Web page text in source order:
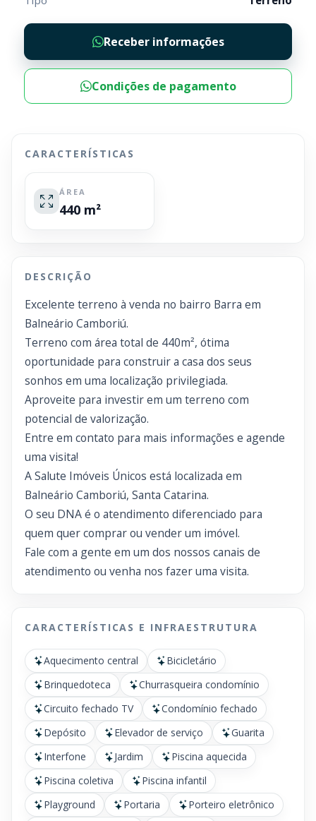
Receber informações
Condições de pagamento
CARACTERÍSTICAS
ÁREA
440 m²
DESCRIÇÃO
Excelente terreno à venda no bairro Barra em
Balneário Camboriú.
Terreno com área total de 440m², ótima
oportunidade para construir a casa dos seus
sonhos em uma localização privilegiada.
Aproveite para investir em um terreno com
potencial de valorização.
Entre em contato para mais informações e agende
uma visita!
A Salute Imóveis Únicos está localizada em
Balneário Camboriú, Santa Catarina.
O seu DNA é o atendimento diferenciado para
quem quer comprar ou vender um imóvel.
Fale com a gente em um dos nossos canais de
atendimento ou venha nos fazer uma visita.
CARACTERÍSTICAS E INFRAESTRUTURA
Aquecimento central
Bicicletário
Brinquedoteca
Churrasqueira condomínio
Circuito fechado TV
Condomínio fechado
Depósito
Elevador de serviço
Guarita
Interfone
Jardim
Piscina aquecida
Piscina coletiva
Piscina infantil
Playground
Portaria
Porteiro eletrônico